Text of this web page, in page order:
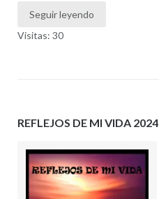
Seguir leyendo
Visitas: 30
REFLEJOS DE MI VIDA 2024